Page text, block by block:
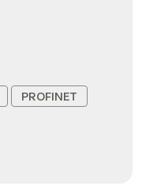
PROFINET